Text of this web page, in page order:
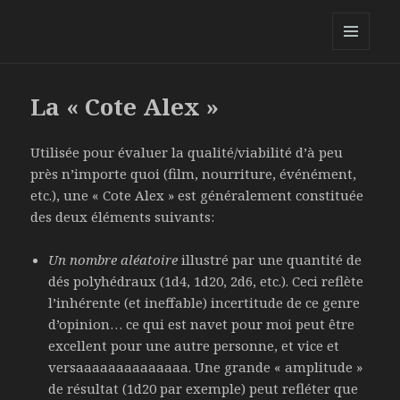
La « Cote Alex »
Utilisée pour évaluer la qualité/viabilité d’à peu
près n’importe quoi (film, nourriture, événément,
etc.), une « Cote Alex » est généralement constituée
des deux éléments suivants:
Un nombre aléatoire illustré par une quantité de
dés polyhédraux (1d4, 1d20, 2d6, etc.). Ceci reflète
l’inhérente (et ineffable) incertitude de ce genre
d’opinion… ce qui est navet pour moi peut être
excellent pour une autre personne, et vice et
versaaaaaaaaaaaaaa. Une grande « amplitude »
de résultat (1d20 par exemple) peut refléter que